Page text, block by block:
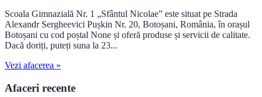
Scoala Gimnazială Nr. 1 „Sfântul Nicolae” este situat pe Strada
Alexandr Sergheevici Pușkin Nr. 20, Botoșani, România, în orașul
Botoșani cu cod poștal None și oferă produse și servicii de calitate.
Dacă doriți, puteți suna la 23...
Vezi afacerea »
Afaceri recente